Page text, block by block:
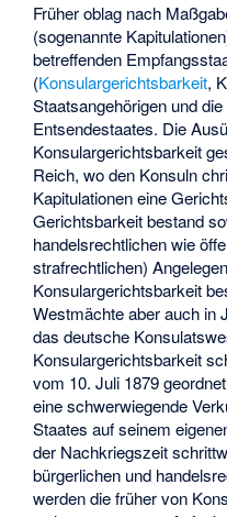
Früher oblag nach
(sogenannte
betreffenden
(Konsulargerichtsbarkeit,
Staatsangehörigen und
Entsendestaates. Die
Konsulargerichtsbarkeit
Reich, wo den Konsuln
Kapitulationen eine
Gerichtsbarkeit bestand
handelsrechtlichen wie
strafrechtlichen)
Konsulargerichtsbarkeit
Westmächte aber auch in
das deutsche
Konsulargerichtsbarkeit
vom 10. Juli 1879
eine schwerwiegende
Staates auf seinem
der Nachkriegszeit
bürgerlichen und
werden die früher von